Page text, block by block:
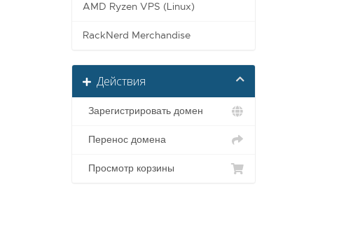
AMD Ryzen VPS (Linux)
RackNerd Merchandise
Действия
Зарегистрировать домен
Перенос домена
Просмотр корзины